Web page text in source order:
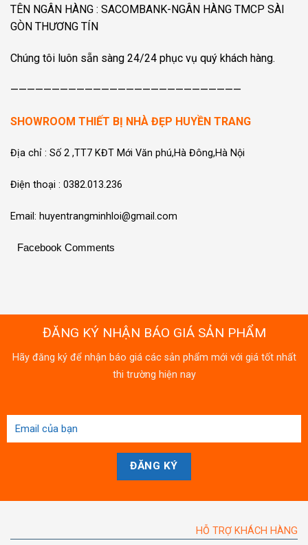
TÊN NGÂN HÀNG : SACOMBANK-NGÂN HÀNG TMCP SÀI
GÒN THƯƠNG TÍN
Chúng tôi luôn sẵn sàng 24/24 phục vụ quý khách hàng.
————————————————————————————
SHOWROOM THIẾT BỊ NHÀ ĐẸP HUYỀN TRANG
Địa chỉ : Số 2 ,TT7 KĐT Mới Văn phú,Hà Đông,Hà Nội
Điện thoại : 0382.013.236
Email: huyentrangminhloi@gmail.com
Facebook Comments
ĐĂNG KÝ NHẬN BÁO GIÁ SẢN PHẨM
Hãy đăng ký để nhận báo giá các sản phẩm mới với giá tốt nhất
thi trường hiện nay
HỖ TRỢ KHÁCH HÀNG